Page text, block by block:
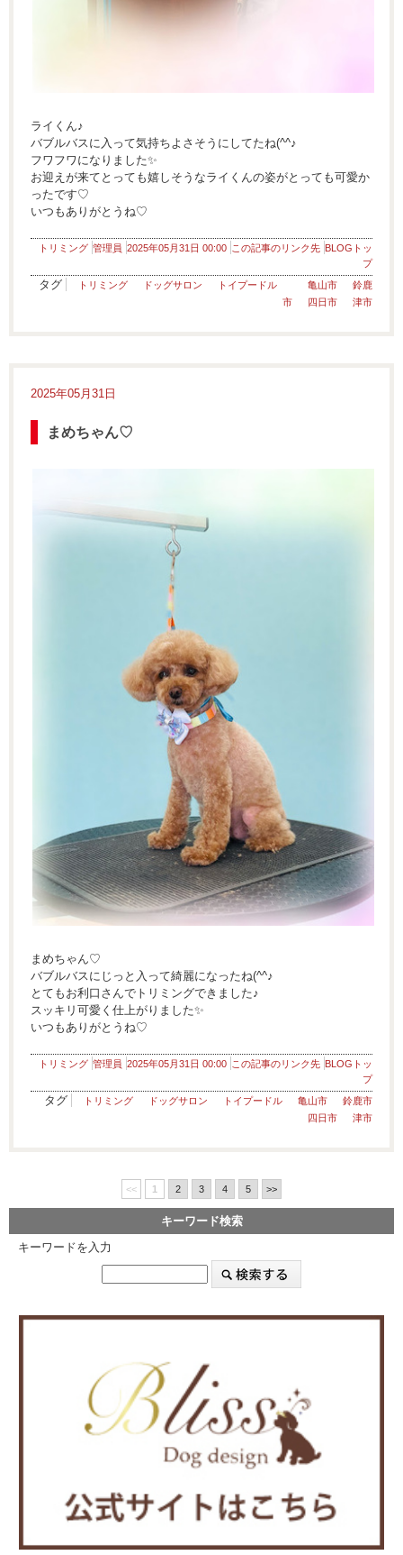
ライくん♪
バブルバスに入って気持ちよさそうにしてたね(^^♪
フワフワになりました✨
お迎えが来てとっても嬉しそうなライくんの姿がとっても可愛か
ったです♡
いつもありがとうね♡
トリミング 管理員 2025年05月31日 00:00 この記事のリンク先 BLOGトッ
プ
タグ トリミング ドッグサロン トイプードル 亀山市
鈴鹿
市
四日市 津市
2025年05月31日
まめちゃん♡
まめちゃん♡
バブルバスにじっと入って綺麗になったね(^^♪
とてもお利口さんでトリミングできました♪
スッキリ可愛く仕上がりました✨
いつもありがとうね♡
トリミング 管理員 2025年05月31日 00:00 この記事のリンク先 BLOGトッ
プ
タグ トリミング ドッグサロン トイプードル 亀山市
鈴鹿市
四日市
津市
<< 1 2 3 4 5 >>
キーワード検索
キーワードを入力